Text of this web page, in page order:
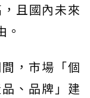
且國內未來
。
，市場「個
、品牌」建